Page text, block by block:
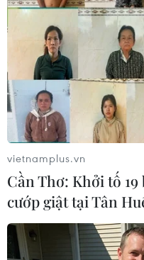
#Xiếc #Xứ sở phù thủy
#Quốc tế thiếu nhi
vietnamplus.vn
Cần Thơ: Khởi tố
cướp giật tại Tân